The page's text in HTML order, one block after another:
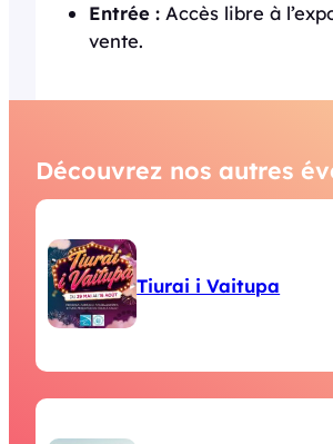
Entrée : Accès libre à
vente.
Découvrez nos autres
Tiurai i Vaitupa